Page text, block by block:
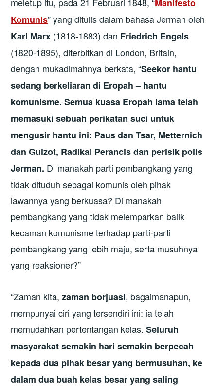
Manifesto
Komunis” yang ditulis dalam bahasa Jerman oleh
Karl Marx (1818-1883) dan Friedrich Engels
(1820-1895), diterbitkan di London, Britain,
dengan mukadimahnya berkata, “Seekor hantu
sedang berkeliaran di Eropah – hantu
komunisme. Semua kuasa Eropah lama telah
memasuki sebuah perikatan suci untuk
mengusir hantu ini: Paus dan Tsar, Metternich
dan Guizot, Radikal Perancis dan perisik polis
Jerman. Di manakah parti pembangkang yang
tidak dituduh sebagai komunis oleh pihak
lawannya yang berkuasa? Di manakah
pembangkang yang tidak melemparkan balik
kecaman komunisme terhadap parti-parti
pembangkang yang lebih maju, serta musuhnya
yang reaksioner?”
“Zaman kita,zaman borjuasi, bagaimanapun,
mempunyai ciri yang tersendiri ini: ia telah
memudahkan pertentangan kelas.Seluruh
masyarakat semakin hari semakin berpecah
kepada dua pihak besar yang bermusuhan, ke
dalam dua buah kelas besar yang saling